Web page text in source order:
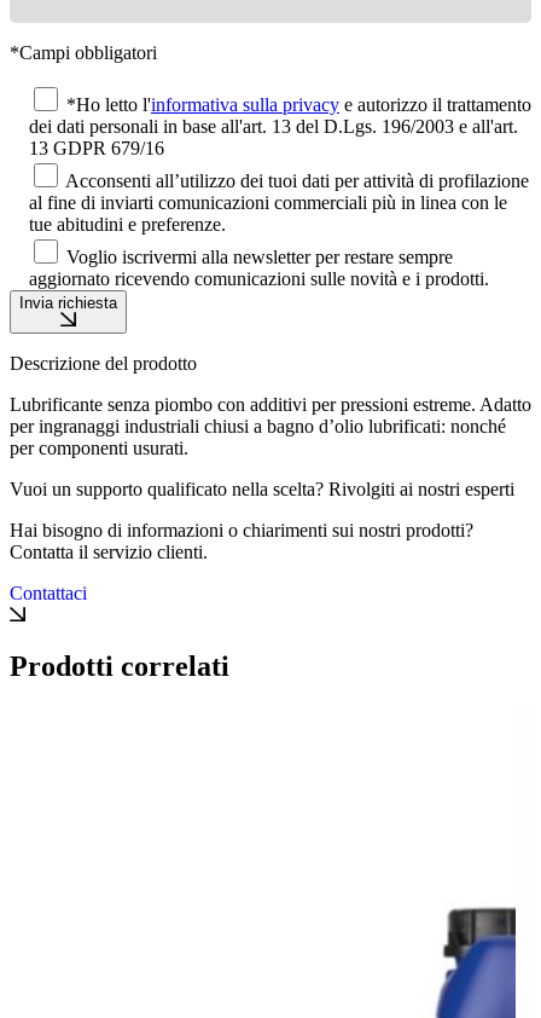
*Campi obbligatori
*Ho letto l'informativa sulla privacy e autorizzo il trattamento
dei dati personali in base all'art. 13 del D.Lgs. 196/2003 e all'art.
13 GDPR 679/16
Acconsenti all’utilizzo dei tuoi dati per attività di profilazione
al fine di inviarti comunicazioni commerciali più in linea con le
tue abitudini e preferenze.
Voglio iscrivermi alla newsletter per restare sempre
aggiornato ricevendo comunicazioni sulle novità e i prodotti.
Invia richiesta
Descrizione del prodotto
Lubrificante senza piombo con additivi per pressioni estreme. Adatto
per ingranaggi industriali chiusi a bagno d’olio lubrificati: nonché
per componenti usurati.
Vuoi un supporto qualificato nella scelta? Rivolgiti ai nostri esperti
Hai bisogno di informazioni o chiarimenti sui nostri prodotti?
Contatta il servizio clienti.
Contattaci
Prodotti correlati